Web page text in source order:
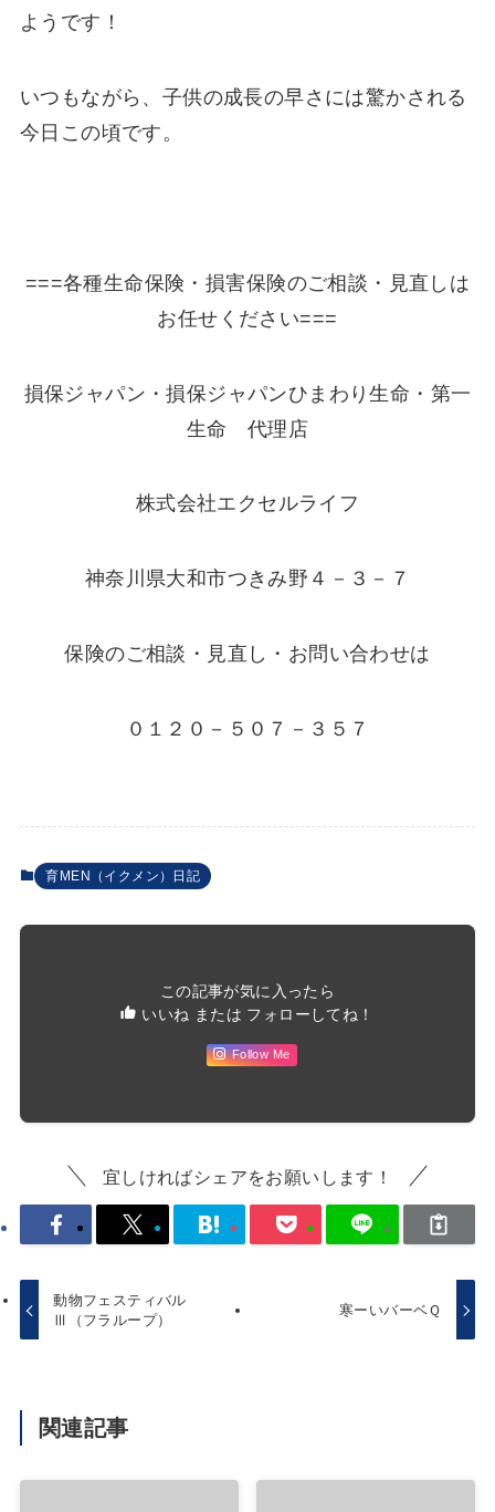
ようです！
いつもながら、子供の成長の早さには驚かされる
今日この頃です。
===各種生命保険・損害保険のご相談・見直しは
お任せください===
損保ジャパン・損保ジャパンひまわり生命・第一
生命 代理店
株式会社エクセルライフ
神奈川県大和市つきみ野４－３－７
保険のご相談・見直し・お問い合わせは
０１２０－５０７－３５７
育MEN（イクメン）日記
この記事が気に入ったら
いいね または フォローしてね！
Follow Me
宜しければシェアをお願いします！
動物フェスティバル
Ⅲ（フラループ）
寒ーいバーベＱ
関連記事